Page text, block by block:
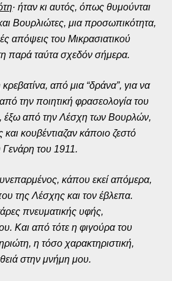
· ήταν κι αυτός, όπως θυμούνται
Βουρλιώτες, μια προσωπικότητα,
απόψεις του Μικρασιατικού
παρά ταύτα σχεδόν σήμερα.
από μια “δράνα”, για να
την ποιητική φρασεολογία του
έξω από την Λέσχη των Βουρλών,
κουβέντιαζαν κάποιο ζεστό
Γενάρη του 1911.
κάπου εκεί απόμερα,
της Λέσχης και τον έβλεπα.
πνευματικής υφής,
Και από τότε η φιγούρα του
η τόσο χαρακτηριστική,
στην μνήμη μου.